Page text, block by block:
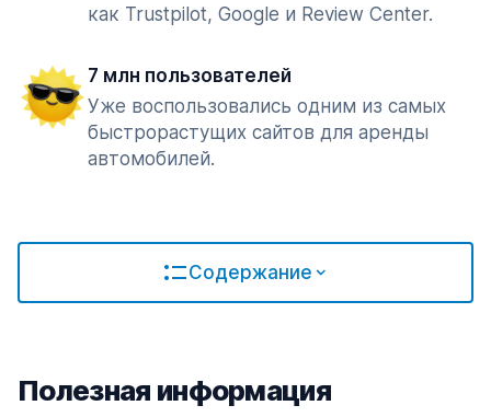
как Trustpilot, Google и Review Center.
7 млн пользователей
Уже воспользовались одним из самых
быстрорастущих сайтов для аренды
автомобилей.
Содержание
Полезная информация